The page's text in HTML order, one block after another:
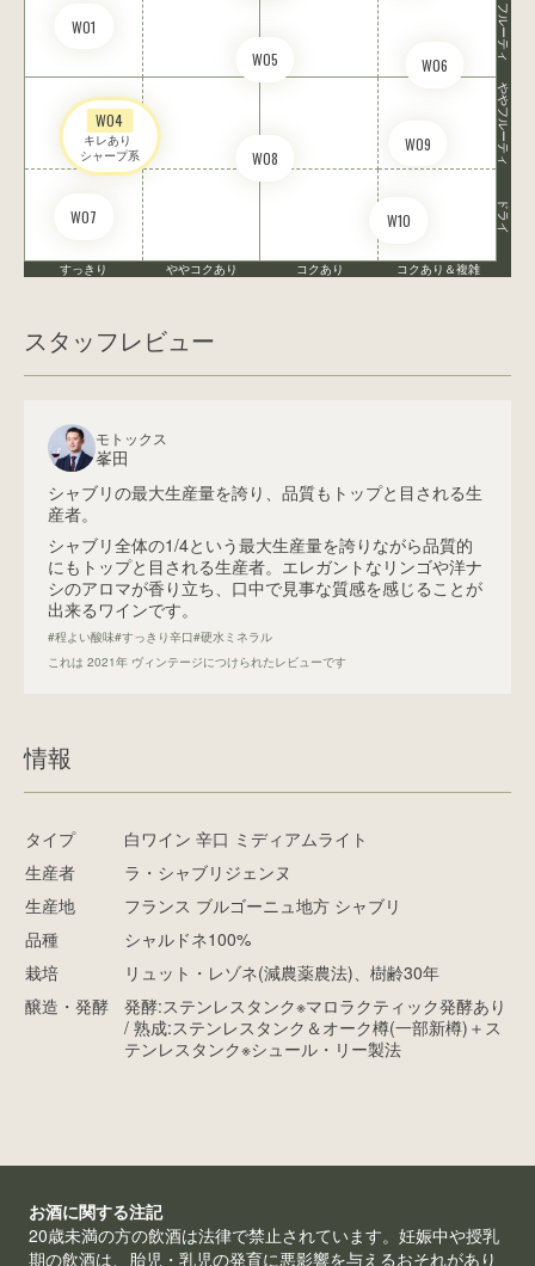
W01
W04
キレあり
シャープ系
W05 W06
W07
W08
W09
W10
フルーティ
ややフルーティ
ドライ
すっきり ややコクあり コクあり コクあり＆複雑
スタッフレビュー
モトックス
峯田
シャブリの最大生産量を誇り、品質もトップと目される生
産者。
シャブリ全体の1/4という最大生産量を誇りながら品質的
にもトップと目される生産者。エレガントなリンゴや洋ナ
シのアロマが香り立ち、口中で見事な質感を感じることが
出来るワインです。
#程よい酸味#すっきり辛口#硬水ミネラル
これは 2021年 ヴィンテージにつけられたレビューです
情報
タイプ
白ワイン 辛口 ミディアムライト
生産者
ラ・シャブリジェンヌ
生産地
フランス ブルゴーニュ地方 シャブリ
品種
シャルドネ100%
栽培
リュット・レゾネ(減農薬農法)、樹齢30年
醸造・発酵
発酵:ステンレスタンク※マロラクティック発酵あり
/ 熟成:ステンレスタンク＆オーク樽(一部新樽)＋ス
テンレスタンク※シュール・リー製法
お酒に関する注記
20歳未満の方の飲酒は法律で禁止されています。妊娠中や授乳
期の飲酒は、胎児・乳児の発育に悪影響を与えるおそれがあり